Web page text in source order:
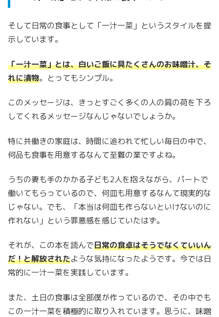
そして日常の食事として「一汁一菜」というスタイルを提
示しています。
「一汁一菜」とは、白いご飯に具たくさんのお味噌汁、そ
れに漬物。とってもシンプル。
このメッセージは、きっとすごく多くの人の肩の荷を下ろ
してくれるメッセージなんじゃないでしょうか。
特に共働きの家庭は、時間に追われて忙しい毎日の中で、
何品も食事を用意するなんて至難の業ですよね。
うちの妻も手のかかる子ども2人を抱えながら、パートで
働いてもらっているので、何皿も用意するなんて現実的な
じゃない。でも、「本当は何皿も作らないといけないのに
作れない」という罪悪感を感じていたはず。
それが、この本を読んで日常の食卓はそうでなくていいん
だ！と解放されたような気持になったようです。今では日
常的に一汁一菜を実践しています。
また、土日の食事は全部僕が作っているので、その中でも
この一汁一菜を積極的に取り入れています。思うに、味噌